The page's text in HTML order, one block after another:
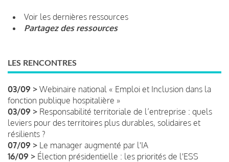
Voir les dernières ressources
Partagez des ressources
LES RENCONTRES
03/09 > Webinaire national « Emploi et Inclusion dans la
fonction publique hospitalière »
03/09 > Responsabilité territoriale de l’entreprise : quels
leviers pour des territoires plus durables, solidaires et
résilients ?
07/09 > Le manager augmenté par l'IA
16/09 > Élection présidentielle : les priorités de l'ESS